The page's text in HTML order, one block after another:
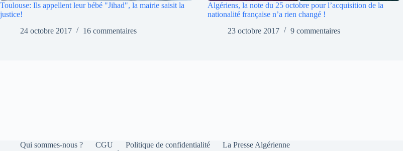
Toulouse: Ils appellent leur bébé "Jihad", la mairie saisit la
justice!
24 octobre 2017
16 commentaires
Algériens, la note du 25 octobre pour l’acquisition de la
nationalité française n’a rien changé !
23 octobre 2017
9 commentaires
Qui sommes-nous ? CGU Politique de confidentialité
La Presse Algérienne